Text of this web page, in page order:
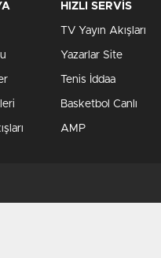
HIZLI SERVİS
TV Yayın Akışları
Yazarlar Site
Tenis İddaa
Basketbol Canlı
AMP